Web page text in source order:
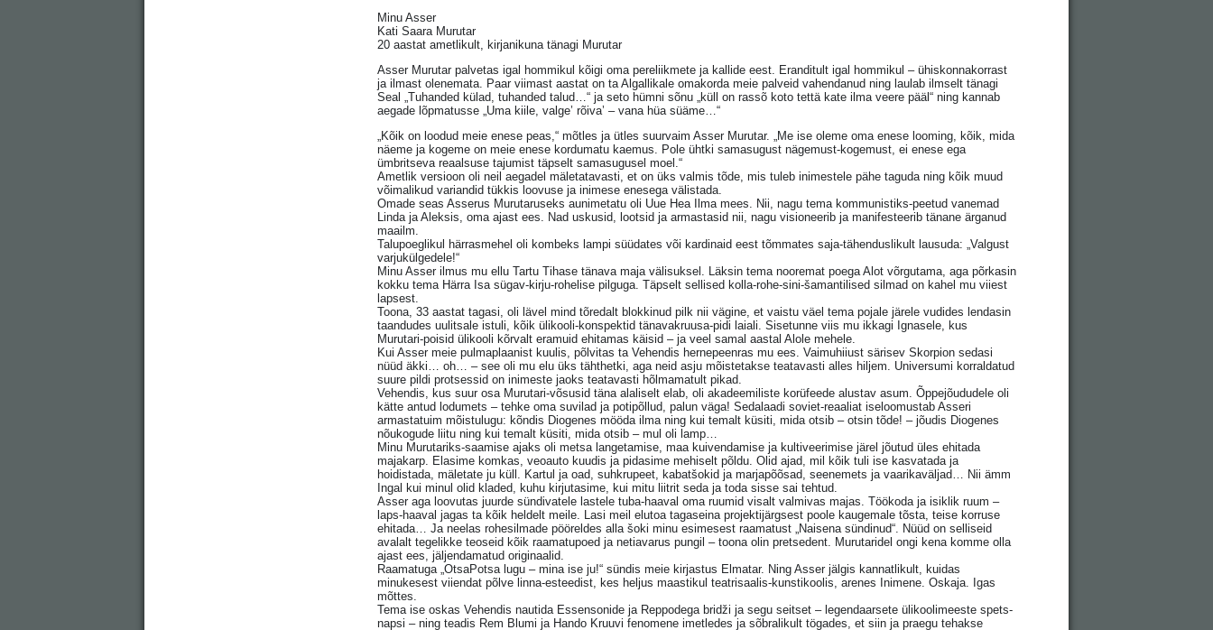
Minu Asser
Kati Saara Murutar
20 aastat ametlikult, kirjanikuna tänagi Murutar
Asser Murutar palvetas igal hommikul kõigi oma pereliikmete ja kallide eest. Eranditult igal hommikul – ühiskonnakorrast
ja ilmast olenemata. Paar viimast aastat on ta Algallikale omakorda meie palveid vahendanud ning laulab ilmselt tänagi
Seal „Tuhanded külad, tuhanded talud…“ ja seto hümni sõnu „küll on rassõ koto tettä kate ilma veere pääl“ ning kannab
aegade lõpmatusse „Uma kiile, valge’ rõiva’ – vana hüa süäme…“
„Kõik on loodud meie enese peas,“ mõtles ja ütles suurvaim Asser Murutar. „Me ise oleme oma enese looming, kõik, mida
näeme ja kogeme on meie enese kordumatu kaemus. Pole ühtki samasugust nägemust-kogemust, ei enese ega
ümbritseva reaalsuse tajumist täpselt samasugusel moel.“
Ametlik versioon oli neil aegadel mäletatavasti, et on üks valmis tõde, mis tuleb inimestele pähe taguda ning kõik muud
võimalikud variandid tükkis loovuse ja inimese enesega välistada.
Omade seas Asserus Murutaruseks aunimetatu oli Uue Hea Ilma mees. Nii, nagu tema kommunistiks-peetud vanemad
Linda ja Aleksis, oma ajast ees. Nad uskusid, lootsid ja armastasid nii, nagu visioneerib ja manifesteerib tänane ärganud
maailm.
Talupoeglikul härrasmehel oli kombeks lampi süüdates või kardinaid eest tõmmates saja-tähenduslikult lausuda: „Valgust
varjukülgedele!“
Minu Asser ilmus mu ellu Tartu Tihase tänava maja välisuksel. Läksin tema nooremat poega Alot võrgutama, aga põrkasin
kokku tema Härra Isa sügav-kirju-rohelise pilguga. Täpselt sellised kolla-rohe-sini-šamantilised silmad on kahel mu viiest
lapsest.
Toona, 33 aastat tagasi, oli lävel mind tõredalt blokkinud pilk nii vägine, et vaistu väel tema pojale järele vudides lendasin
taandudes uulitsale istuli, kõik ülikooli-konspektid tänavakruusa-pidi laiali. Sisetunne viis mu ikkagi Ignasele, kus
Murutari-poisid ülikooli kõrvalt eramuid ehitamas käisid – ja veel samal aastal Alole mehele.
Kui Asser meie pulmaplaanist kuulis, põlvitas ta Vehendis hernepeenras mu ees. Vaimuhiiust särisev Skorpion sedasi
nüüd äkki… oh… – see oli mu elu üks tähthetki, aga neid asju mõistetakse teatavasti alles hiljem. Universumi korraldatud
suure pildi protsessid on inimeste jaoks teatavasti hõlmamatult pikad.
Vehendis, kus suur osa Murutari-võsusid täna alaliselt elab, oli akadeemiliste korüfeede alustav asum. Õppejõududele oli
kätte antud lodumets – tehke oma suvilad ja potipõllud, palun väga! Sedalaadi soviet-reaaliat iseloomustab Asseri
armastatuim mõistulugu: kõndis Diogenes mööda ilma ning kui temalt küsiti, mida otsib – otsin tõde! – jõudis Diogenes
nõukogude liitu ning kui temalt küsiti, mida otsib – mul oli lamp…
Minu Murutariks-saamise ajaks oli metsa langetamise, maa kuivendamise ja kultiveerimise järel jõutud üles ehitada
majakarp. Elasime komkas, veoauto kuudis ja pidasime mehiselt põldu. Olid ajad, mil kõik tuli ise kasvatada ja
hoidistada, mäletate ju küll. Kartul ja oad, suhkrupeet, kabatšokid ja marjapõõsad, seenemets ja vaarikaväljad… Nii ämm
Ingal kui minul olid kladed, kuhu kirjutasime, kui mitu liitrit seda ja toda sisse sai tehtud.
Asser aga loovutas juurde sündivatele lastele tuba-haaval oma ruumid visalt valmivas majas. Töökoda ja isiklik ruum –
laps-haaval jagas ta kõik heldelt meile. Lasi meil elutoa tagaseina projektijärgsest poole kaugemale tõsta, teise korruse
ehitada… Ja neelas rohesilmade pööreldes alla šoki minu esimesest raamatust „Naisena sündinud“. Nüüd on selliseid
avalalt tegelikke teoseid kõik raamatupoed ja netiavarus pungil – toona olin pretsedent. Murutaridel ongi kena komme olla
ajast ees, jäljendamatud originaalid.
Raamatuga „OtsaPotsa lugu – mina ise ju!“ sündis meie kirjastus Elmatar. Ning Asser jälgis kannatlikult, kuidas
minukesest viiendat põlve linna-esteedist, kes heljus maastikul teatrisaalis-kunstikoolis, arenes Inimene. Oskaja. Igas
mõttes.
Tema ise oskas Vehendis nautida Essensonide ja Reppodega bridži ja segu seitset – legendaarsete ülikoolimeeste spets-
napsi – ning teadis Rem Blumi ja Hando Kruuvi fenomene imetledes ja sõbralikult tögades, et siin ja praegu tehakse